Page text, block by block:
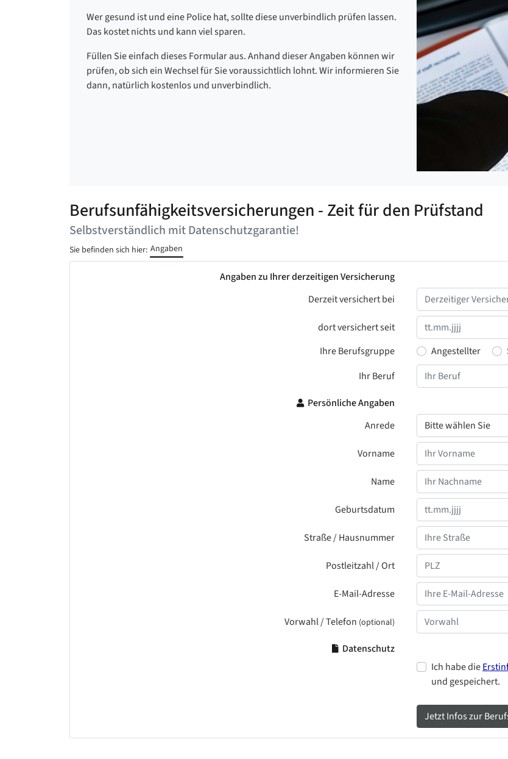
Wer gesund ist und eine Police hat, sollte diese unverbindlich prüfen lassen.
Das kostet nichts und kann viel sparen.
Füllen Sie einfach dieses Formular aus. Anhand dieser Angaben können wir
prüfen, ob sich ein Wechsel für Sie voraussichtlich lohnt. Wir informieren Sie
dann, natürlich kostenlos und unverbindlich.
Berufsunfähigkeitsversicherungen - Zeit für den Prüfstand
Selbstverständlich mit Datenschutzgarantie!
Sie befinden sich hier: Angaben
Angaben zu Ihrer derzeitigen Versicherung
Derzeit versichert bei
dort versichert seit
Ihre Berufsgruppe
Angestellter
Ihr Beruf
Persönliche Angaben
Anrede
Vorname
Name
Geburtsdatum
Straße / Hausnummer
Postleitzahl / Ort
E-Mail-Adresse
Vorwahl / Telefon (optional)
Datenschutz
Ich habe die
und gespeichert.
Jetzt Infos zur